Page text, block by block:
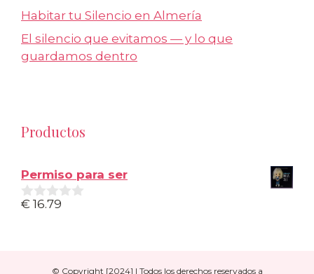
Habitar tu Silencio en Almería
El silencio que evitamos — y lo que
guardamos dentro
Productos
Permiso para ser
0
€ 16.79
© Copyright [2024] | Todos los derechos reservados a